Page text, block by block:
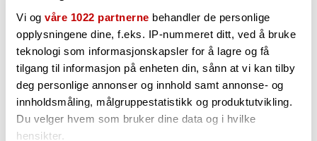
Vi og våre 1022 partnerne behandler de personlige
opplysningene dine, f.eks. IP-nummeret ditt, ved å bruke
teknologi som informasjonskapsler for å lagre og få
tilgang til informasjon på enheten din, sånn at vi kan tilby
deg personlige annonser og innhold samt annonse- og
innholdsmåling, målgruppestatistikk og produktutvikling.
Du velger hvem som bruker dine data og i hvilke
hensikter.
opplevelsen til V-Drums 3-serien. Med grunne tamtam-
sarger av tre og basstromme i full størrelse, har dette
settet tilstedeværelsen, følelsen og det velkjente uttrykket
til et tradisjonelt akustisk trommesett, men med full
volumkontroll. I tillegg gir lydmodulen V31 ytelse på toppnivå,
avanserte læringsverktøy og trådløs tilkobling for sømløs
spilling, øving og lydutvidelse. Enten du øver hjemme,
framfører på en scene eller spiller inn i studio, gir VAD316
deg det beste fra begge verdener, med førsteklasses